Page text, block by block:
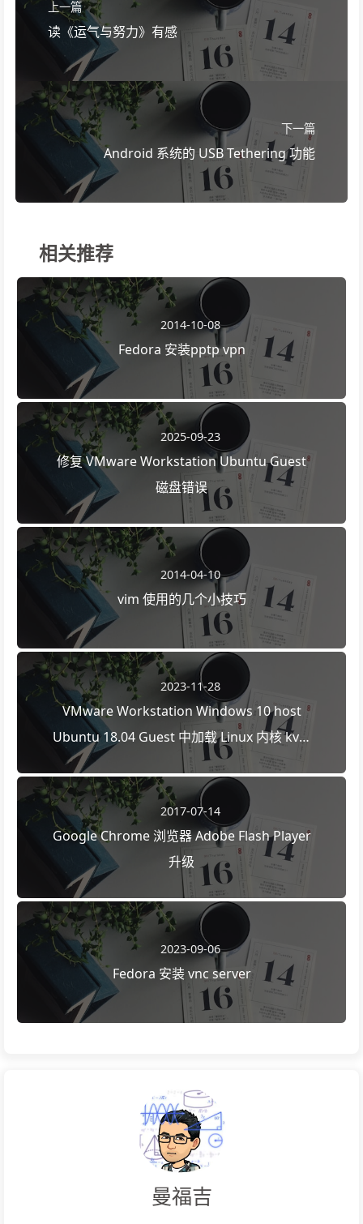
上一篇
读《运气与努力》有感
下一篇
Android 系统的 USB Tethering 功能
相关推荐
2014-10-08
Fedora 安装pptp vpn
2025-09-23
修复 VMware Workstation Ubuntu Guest
磁盘错误
2014-04-10
vim 使用的几个小技巧
2023-11-28
VMware Workstation Windows 10 host
Ubuntu 18.04 Guest 中加载 Linux 内核 kvm
模块
2017-07-14
Google Chrome 浏览器 Adobe Flash Player
升级
2023-09-06
Fedora 安装 vnc server
曼福吉